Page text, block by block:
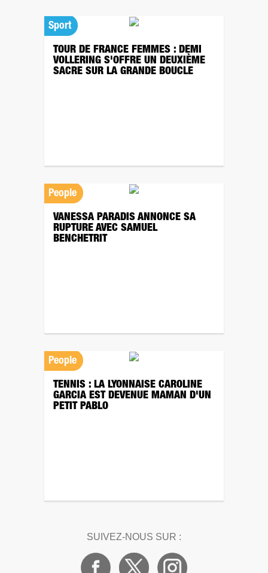
Sport
TOUR DE FRANCE FEMMES : DEMI
VOLLERING S'OFFRE UN DEUXIÈME
SACRE SUR LA GRANDE BOUCLE
People
VANESSA PARADIS ANNONCE SA
RUPTURE AVEC SAMUEL
BENCHETRIT
People
TENNIS : LA LYONNAISE CAROLINE
GARCIA EST DEVENUE MAMAN D'UN
PETIT PABLO
SUIVEZ-NOUS SUR :